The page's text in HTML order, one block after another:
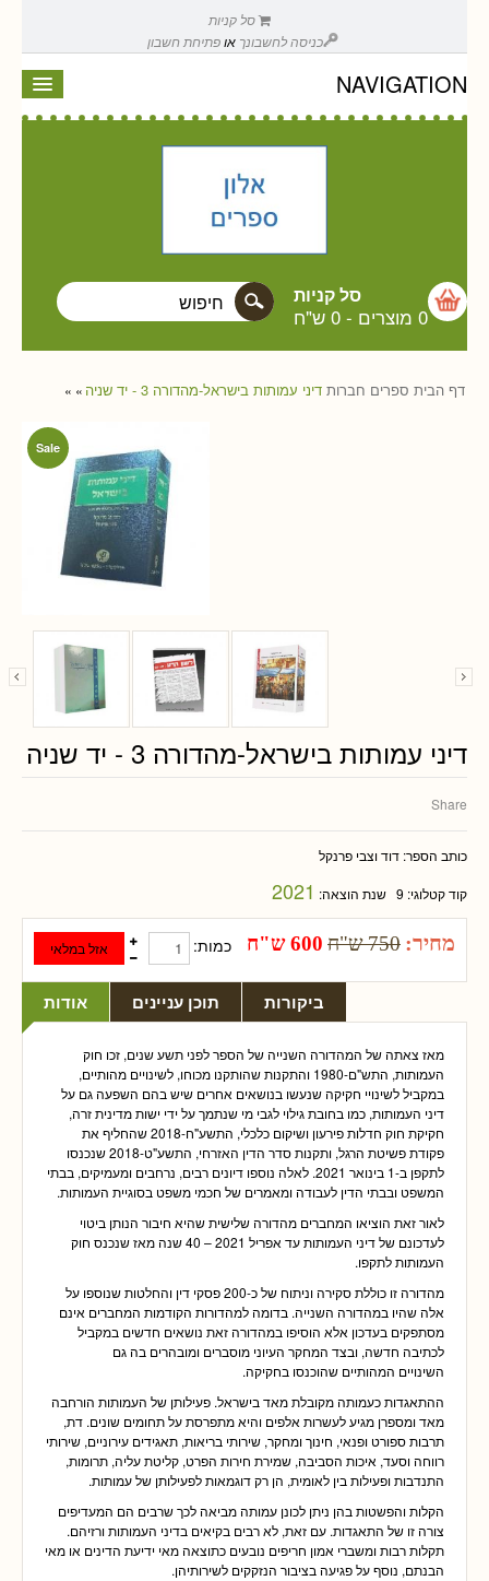
סל קניות
כניסה לחשבונך אופתיחת חשבון
NAVIGATION
סל קניות
0 מוצרים - 0 ש"ח
דף הבית » ספרים חברות » דיני עמותות בישראל-מהדורה 3 - יד שניה
Sale
דיני עמותות בישראל-מהדורה 3 - יד שניה
Share
כותב הספר: דוד וצבי פרנקל
קוד קטלוגי: 9 שנת הוצאה: 2021
מחיר: 750 ש"ח 600 ש"ח כמות:
אודות תוכן עניינים ביקורות
מאז צאתה של המהדורה השנייה של הספר לפני תשע שנים, זכו חוק
העמותות, התש"ם-1980 והתקנות שהותקנו מכוחו, לשינויים מהותיים,
במקביל לשינויי חקיקה שנעשו בנושאים אחרים שיש בהם השפעה גם על
דיני העמותות, כמו בחובת גילוי לגבי מי שנתמך על ידי ישות מדינית זרה,
חקיקת חוק חדלות פירעון ושיקום כלכלי, התשע"ח-2018 שהחליף את
פקודת פשיטת הרגל, ותקנות סדר הדין האזרחי, התשע"ט-2018 שנכנסו
לתקפן ב-1 בינואר 2021. לאלה נוספו דיונים רבים, נרחבים ומעמיקים, בבתי
המשפט ובבתי הדין לעבודה ומאמרים של חכמי משפט בסוגיית העמותות.
לאור זאת הוציאו המחברים מהדורה שלישית שהיא חיבור הנותן ביטוי
לעדכונם של דיני העמותות עד אפריל 2021 – 40 שנה מאז שנכנס חוק
העמותות לתקפו.
מהדורה זו כוללת סקירה וניתוח של כ-200 פסקי דין והחלטות שנוספו על
אלה שהיו במהדורה השנייה. בדומה למהדורות הקודמות המחברים אינם
מסתפקים בעדכון אלא הוסיפו במהדורה זאת נושאים חדשים במקביל
לכתיבה חדשה, ובצד המחקר העיוני מוסברים ומובהרים בה גם
השינויים המהותיים שהוכנסו בחקיקה.
ההתאגדות כעמותה מקובלת מאד בישראל. פעילותן של העמותות הורחבה
מאד ומספרן מגיע לעשרות אלפים והיא מתפרסת על תחומים שונים. דת,
תרבות ספורט ופנאי, חינוך ומחקר, שירותי בריאות, תאגידים עירוניים, שירותי
רווחה וסעד, איכות הסביבה, שמירת חירות הפרט, קליטת עליה, תרומות,
התנדבות ופעילות בין לאומית, הן רק דוגמאות לפעילותן של עמותות.
הקלות והפשטות בהן ניתן לכונן עמותה מביאה לכך שרבים הם המעדיפים
צורה זו של התאגדות. עם זאת, לא רבים בקיאים בדיני העמותות ורזיהם.
תקלות רבות ומשברי אמון חריפים נובעים כתוצאה מאי ידיעת הדינים או מאי
הבנתם, נוסף על פגיעה בציבור הנזקקים לשירותיהן.